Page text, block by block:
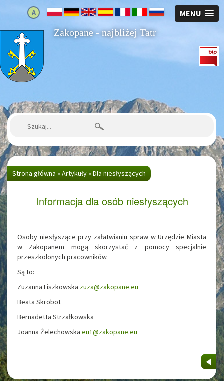
MENU
A
Strona główna Zakopane - najbliżej Tatr
Szukaj:
Strona główna » Artykuły» Dla niesłyszących
Informacja dla osób niesłyszących
Osoby niesłyszące przy załatwianiu spraw w Urzędzie Miasta
w Zakopanem mogą skorzystać z pomocy specjalnie
przeszkolonych pracowników.
Są to:
Zuzanna Liszkowska zuza@zakopane.eu
Beata Skrobot
Bernadetta Strzałkowska
Joanna Żelechowska eu1@zakopane.eu